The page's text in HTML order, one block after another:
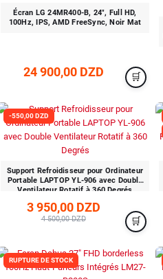
Écran LG 24MR400-B, 24", Full HD,
100Hz, IPS, AMD FreeSync, Noir Mat
24 900,00 DZD
-550,00 DZD
Support Refroidisseur pour Ordinateur
Portable LAPTOP YL-906 avec Double
Ventilateur Rotatif à 360 Degrés
3 950,00 DZD
4 500,00 DZD
RUPTURE DE STOCK